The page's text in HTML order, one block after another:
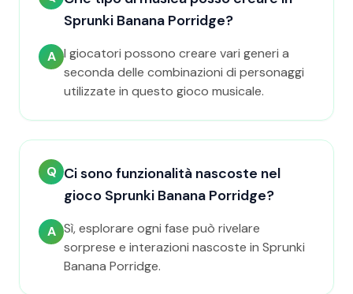
Sprunki Banana Porridge?
A I giocatori possono creare vari generi a
seconda delle combinazioni di personaggi
utilizzate in questo gioco musicale.
Q Ci sono funzionalità nascoste nel
gioco Sprunki Banana Porridge?
A Sì, esplorare ogni fase può rivelare
sorprese e interazioni nascoste in Sprunki
Banana Porridge.